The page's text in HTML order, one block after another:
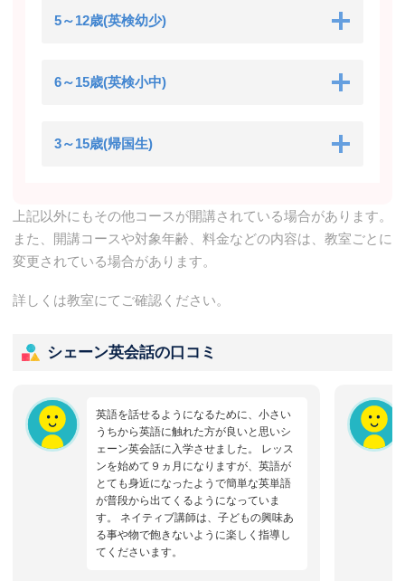
5～12歳(英検幼少)
6～15歳(英検小中)
3～15歳(帰国生)
上記以外にもその他コースが開講されている場合があります。
また、開講コースや対象年齢、料金などの内容は、教室ごとに
変更されている場合があります。
詳しくは教室にてご確認ください。
シェーン英会話の口コミ
英語を話せるようになるために、小さい
うちから英語に触れた方が良いと思いシ
ェーン英会話に入学させました。 レッス
ンを始めて９ヵ月になりますが、英語が
とても身近になったようで簡単な英単語
が普段から出てくるようになっていま
す。 ネイティブ講師は、子どもの興味あ
る事や物で飽きないように楽しく指導し
てくださいます。